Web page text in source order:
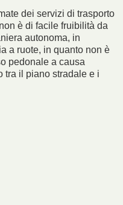
dei servizi di trasporto
è di facile fruibilità da
autonoma, in
a ruote, in quanto non è
pedonale a causa
tra il piano stradale e i